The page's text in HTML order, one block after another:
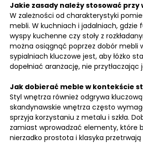
Jakie zasady należy stosować
W zależności od charakterystyki
mebli. W kuchniach i jadalniach,
wyspy kuchenne czy stoły z
można osiągnąć poprzez dobór mebli
sypialniach kluczowe jest, aby łóżko
dopełniać aranżację, nie przytłaczając
Jak dobierać meble w kontekście
Styl wnętrza również odgrywa
skandynawskie wnętrza często
sprzyja korzystaniu z metalu i szkła.
zamiast wprowadzać elementy, które
nierzadko prostota i klasyka